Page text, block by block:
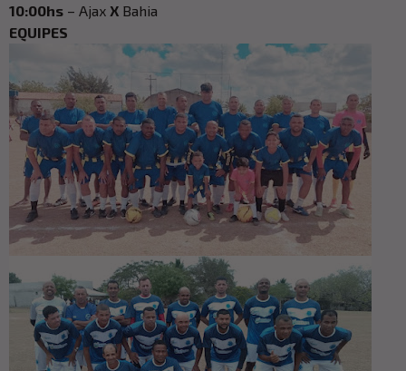
10:00hs – Ajax X Bahia
EQUIPES